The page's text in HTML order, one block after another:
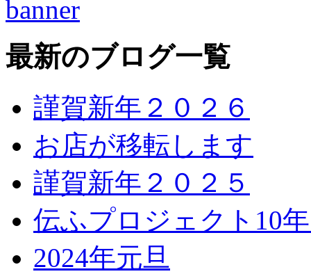
最新のブログ一覧
謹賀新年２０２６
お店が移転します
謹賀新年２０２５
伝ふプロジェクト10
2024年元旦